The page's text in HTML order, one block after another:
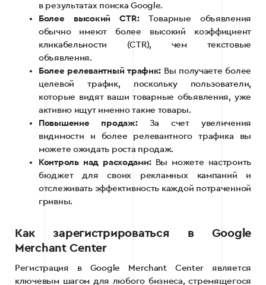
в результатах поиска Google.
Более высокий CTR:Товарные объявления
обычно имеют более высокий коэффициент
кликабельности (CTR), чем текстовые
объявления.
Более релевантный трафик: Вы получаете более
целевой трафик, поскольку пользователи,
которые видят ваши товарные объявления, уже
активно ищут именно такие товары.
Повышение продаж:За счет увеличения
видимости и более релевантного трафика вы
можете ожидать роста продаж.
Контроль над расходами:Вы можете настроить
бюджет для своих рекламных кампаний и
отслеживать эффективность каждой потраченной
гривны.
Как зарегистрироваться в Google
Merchant Center
Регистрация в Google Merchant Center является
ключевым шагом для любого бизнеса, стремящегося